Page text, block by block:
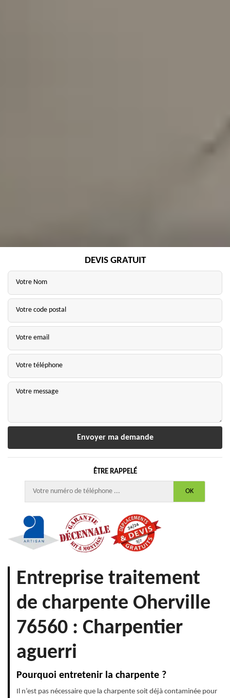
DEVIS GRATUIT
ÊTRE RAPPELÉ
Entreprise traitement
de charpente Oherville
76560 : Charpentier
aguerri
Pourquoi entretenir la charpente ?
Il n’est pas nécessaire que la charpente soit déjà contaminée pour